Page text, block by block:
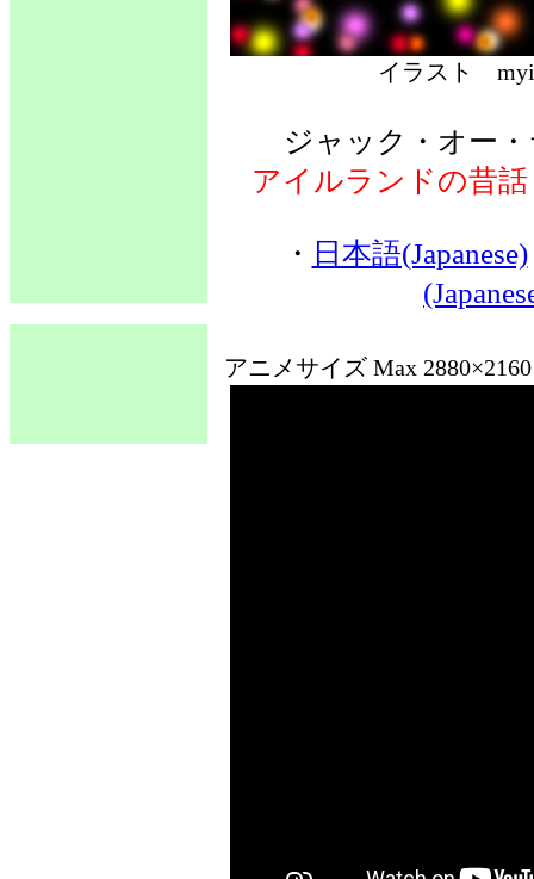
イラスト
ジャック・オー
アイルランドの昔話
・ 日本語(Japanese)
アニメサイズ Max